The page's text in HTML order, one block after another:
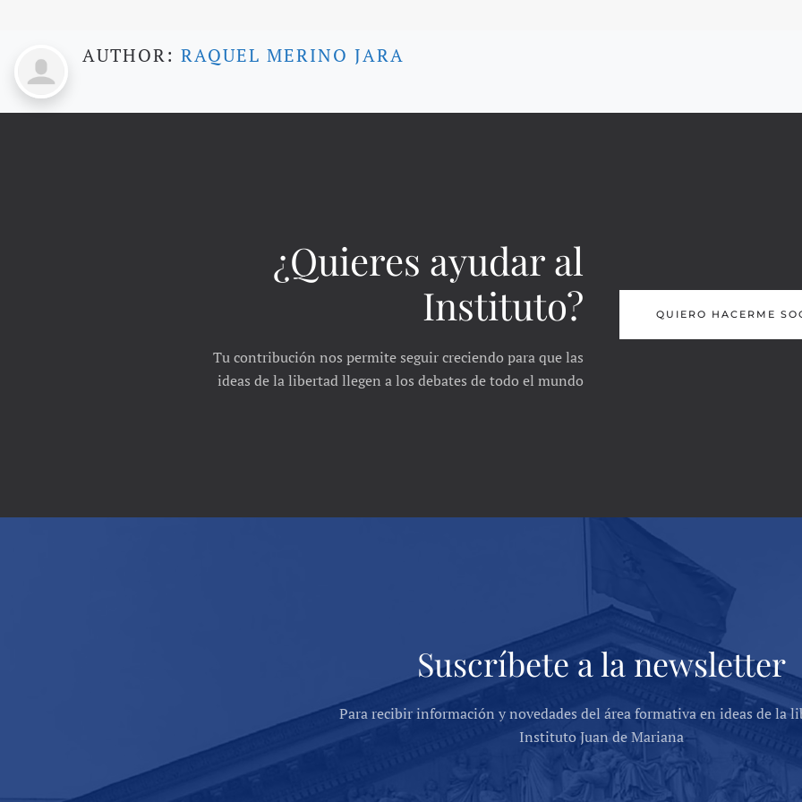
AUTHOR: RAQUEL MERINO JARA
¿Quieres ayudar al
Instituto?
Tu contribución nos permite seguir creciendo para que las
ideas de la libertad llegen a los debates de todo el mundo
QUIERO HACERME
Suscríbete a la newsletter
Para recibir información y novedades del área formativa en ideas de la
Instituto Juan de Mariana